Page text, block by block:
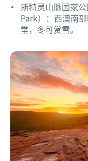
斯特灵山脉国家
Park）：西澳南
堂，冬可赏雪。